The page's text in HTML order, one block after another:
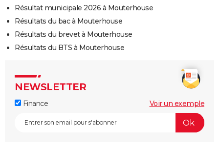
Résultat municipale 2026 à Mouterhouse
Résultats du bac à Mouterhouse
Résultats du brevet à Mouterhouse
Résultats du BTS à Mouterhouse
NEWSLETTER
Finance Voir un exemple